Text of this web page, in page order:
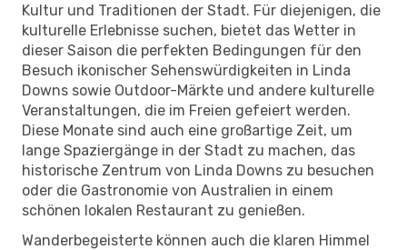
Kultur und Traditionen der Stadt. Für diejenigen, die
kulturelle Erlebnisse suchen, bietet das Wetter in
dieser Saison die perfekten Bedingungen für den
Besuch ikonischer Sehenswürdigkeiten in Linda
Downs sowie Outdoor-Märkte und andere kulturelle
Veranstaltungen, die im Freien gefeiert werden.
Diese Monate sind auch eine großartige Zeit, um
lange Spaziergänge in der Stadt zu machen, das
historische Zentrum von Linda Downs zu besuchen
oder die Gastronomie von Australien in einem
schönen lokalen Restaurant zu genießen.
Wanderbegeisterte können auch die klaren Himmel